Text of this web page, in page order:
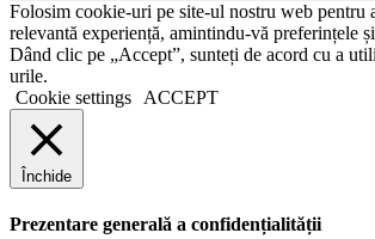
Folosim cookie-uri pe site-ul nostru web pentru
relevantă experiență, amintindu-vă preferințele
Dând clic pe „Accept”, sunteți de acord cu a
urile.
Cookie settings
ACCEPT
Închide
Prezentare generală a confidențialității